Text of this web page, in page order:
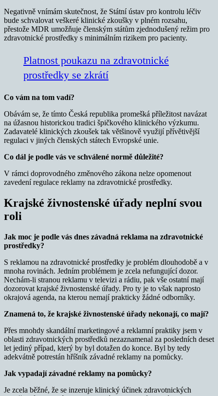
Negativně vnímám skutečnost, že Státní ústav pro kontrolu léčiv
bude schvalovat veškeré klinické zkoušky v plném rozsahu,
přestože MDR umožňuje členským státům zjednodušený režim pro
zdravotnické prostředky s minimálním rizikem pro pacienty.
Platnost poukazu na zdravotnické
prostředky se zkrátí
Co vám na tom vadí?
Obávám se, že tímto Česká republika promešká příležitost navázat
na úžasnou historickou tradici špičkového klinického výzkumu.
Zadavatelé klinických zkoušek tak většinově využijí přívětivější
regulaci v jiných členských státech Evropské unie.
Co dál je podle vás ve schválené normě důležité?
V rámci doprovodného změnového zákona nelze opomenout
zavedení regulace reklamy na zdravotnické prostředky.
Krajské živnostenské úřady neplní svou
roli
Jak moc je podle vás dnes závadná reklama na zdravotnické
prostředky?
S reklamou na zdravotnické prostředky je problém dlouhodobě a v
mnoha rovinách. Jedním problémem je zcela nefungující dozor.
Nechám-li stranou reklamu v televizi a rádiu, pak vše ostatní mají
dozorovat krajské živnostenské úřady. Pro ty je to však naprosto
okrajová agenda, na kterou nemají prakticky žádné odborníky.
Znamená to, že krajské živnostenské úřady nekonají, co mají?
Přes mnohdy skandální marketingové a reklamní praktiky jsem v
oblasti zdravotnických prostředků nezaznamenal za posledních deset
let jediný případ, který by byl dotažen do konce. Byl by tedy
adekvátně potrestán hříšník závadné reklamy na pomůcky.
Jak vypadají závadné reklamy na pomůcky?
Je zcela běžné, že se inzeruje klinický účinek zdravotnických